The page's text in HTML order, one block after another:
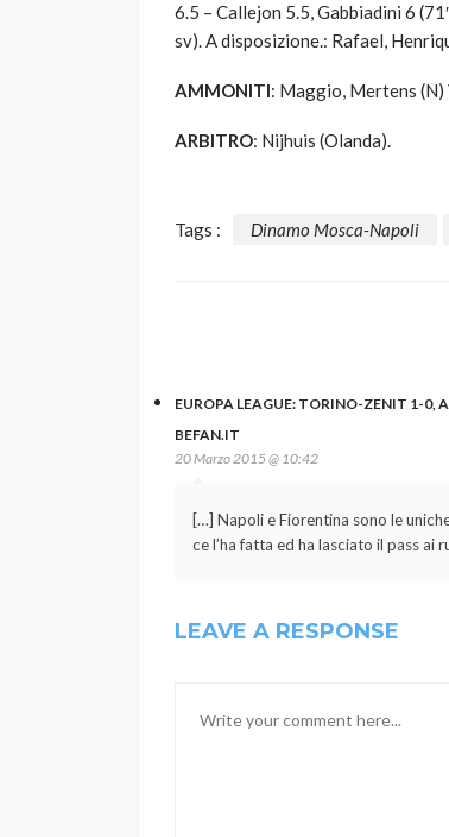
6.5 – Callejon 5.5, Gabbiadini 6
sv). A disposizione.: Rafael,
AMMONITI: Maggio, Mertens (N)
ARBITRO: Nijhuis (Olanda).
Tags : Dinamo Mosca-Napoli
EUROPA LEAGUE: TORINO-ZENIT 1-0,
BEFAN.IT
20 Marzo 2015 @ 10:42
[…] Napoli e Fiorentina sono le
ce l’ha fatta ed ha lasciato il pass ai
LEAVE A RESPONSE